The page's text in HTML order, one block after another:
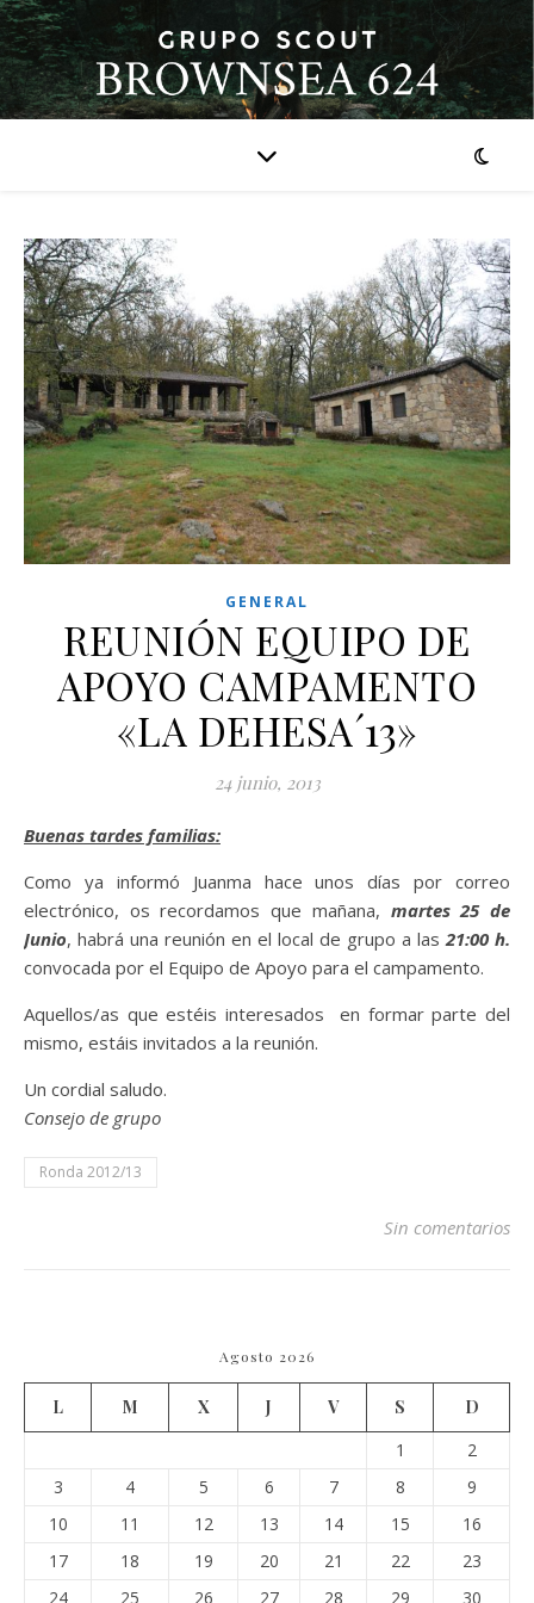
GENERAL
REUNIÓN EQUIPO DE
APOYO CAMPAMENTO
«LA DEHESA´13»
24 junio, 2013
Buenas tardes familias:
Como ya informó Juanma hace unos días por correo
electrónico, os recordamos que mañana, martes 25 de
Junio, habrá una reunión en el local de grupo a las21:00 h.
convocada por el Equipo de Apoyo para el campamento.
Aquellos/as que estéis interesados en formar parte del
mismo, estáis invitados a la reunión.
Un cordial saludo.
Consejo de grupo
Ronda 2012/13
Sin comentarios
Agosto 2026
L M X J V S
D
1
2
3
4 5 6 7 8
9
10
11 12 13 14 15
16
17
18 19 20 21 22
23
24
25 26 27 28 29 30